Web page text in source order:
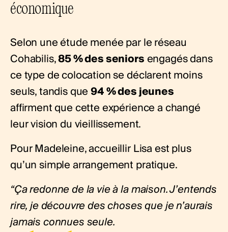
économique
Selon une étude menée parle réseau
Cohabilis,85 % des seniorsengagés dans
ce type de colocation se déclarent moins
seuls, tandis que94 % des jeunes
affirment que cette expérience a changé
leur vision du vieillissement.
Pour Madeleine, accueillir Lisa est plus
qu’un simple arrangement pratique.
“Ça redonne de la vie à la maison. J’entends
rire, je découvre des choses que je n’aurais
jamais connues seule.